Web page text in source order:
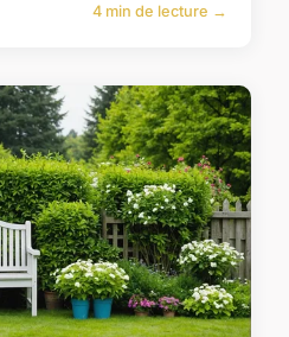
4 min de lecture →